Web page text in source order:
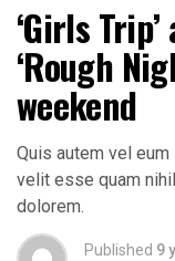
‘Girls
‘Rough
weekend
Quis autem vel
velit esse quam
dolorem.
Published 9